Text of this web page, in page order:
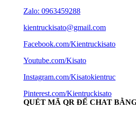
Zalo: 0963459288
kientruckisato@gmail.com
Facebook.com/Kientruckisato
Youtube.com/Kisato
Instagram.com/Kisatokientruc
Pinterest.com/Kientruckisato
QUÉT MÃ QR ĐỂ CHAT